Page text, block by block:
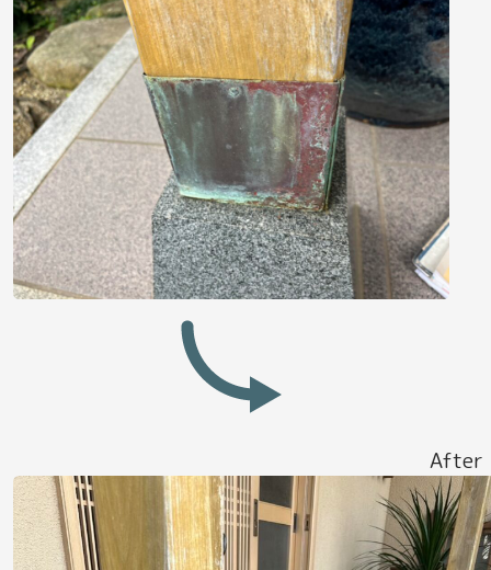
After